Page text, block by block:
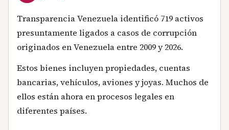
Transparencia Venezuela identificó 719 activos
presuntamente ligados a casos de corrupción
originados en Venezuela entre 2009 y 2026.
Estos bienes incluyen propiedades, cuentas
bancarias, vehículos, aviones y joyas. Muchos de
ellos están ahora en procesos legales en
diferentes países.